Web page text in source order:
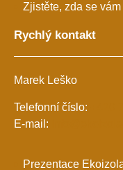
Zjistěte, zda se
Rychlý kontakt
Marek Leško
Telefonní číslo:
E-mail:
Prezentace